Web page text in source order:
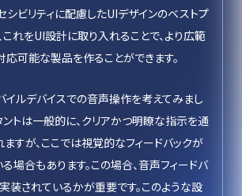
シビリティに配慮したUIデザインのベストプ
これをUI設計に取り入れることで、より広範
可能な製品を作ることができます。
イルデバイスでの音声操作を考えてみまし
ントは一般的に、クリアかつ明瞭な指示を通
すが、ここでは視覚的なフィードバックが
場合もあります。この場合、音声フィードバ
装されているかが重要です。このような設